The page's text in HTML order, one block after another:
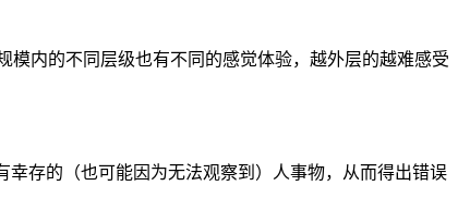
内的不同层级也有不同的感觉体验，越外层的越难感受
存的（也可能因为无法观察到）人事物，从而得出错误